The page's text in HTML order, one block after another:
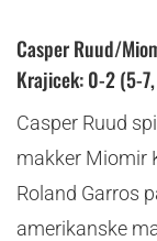
Casper Ruud/
Krajicek: 0-2 (5-
Casper Ruud
makker Miomir
Roland Garros
amerikanske